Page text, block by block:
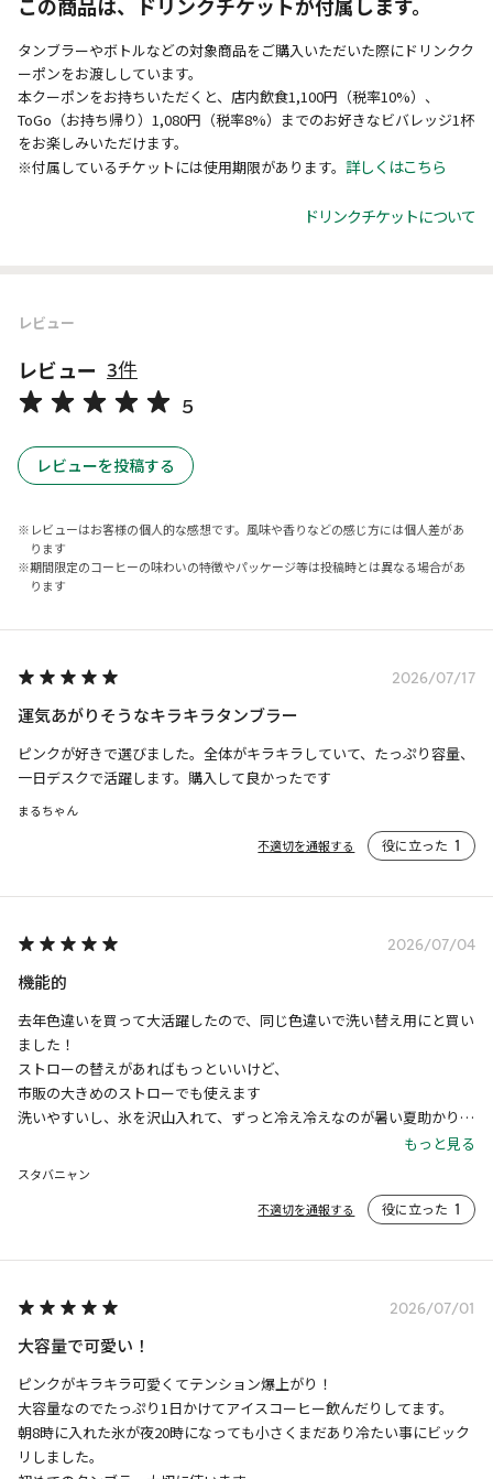
タンブラーやボトルなどの対象商品をご購入いただいた際にドリンクク
ーポンをお渡ししています。
本クーポンをお持ちいただくと、店内飲食1,100円（税率10%）、
ToGo（お持ち帰り）1,080円（税率8%）までのお好きなビバレッジ1杯
をお楽しみいただけます。
※付属しているチケットには使用期限があります。 詳しくはこちら
ドリンクチケットについて
レビュー
レビュー 3件
5
レビューを投稿する
レビューはお客様の個人的な感想です。風味や香りなどの感じ方には個人差があ
ります
期間限定のコーヒーの味わいの特徴やパッケージ等は投稿時とは異なる場合があ
ります
2026/07/17
運気あがりそうなキラキラタンブラー
ピンクが好きで選びました。全体がキラキラしていて、たっぷり容量、
一日デスクで活躍します。購入して良かったです
まるちゃん
不適切を通報する 役に立った 1
2026/07/04
機能的
去年色違いを買って大活躍したので、同じ色違いで洗い替え用にと買い
ました！
ストローの替えがあればもっといいけど、
市販の大きめのストローでも使えます
洗いやすいし、氷を沢山入れて、ずっと冷え冷えなのが暑い夏助かりま
もっと見る
スタバニャン
不適切を通報する 役に立った 1
2026/07/01
大容量で可愛い！
ピンクがキラキラ可愛くてテンション爆上がり！
大容量なのでたっぷり1日かけてアイスコーヒー飲んだりしてます。
朝8時に入れた氷が夜20時になっても小さくまだあり冷たい事にビック
リしました。